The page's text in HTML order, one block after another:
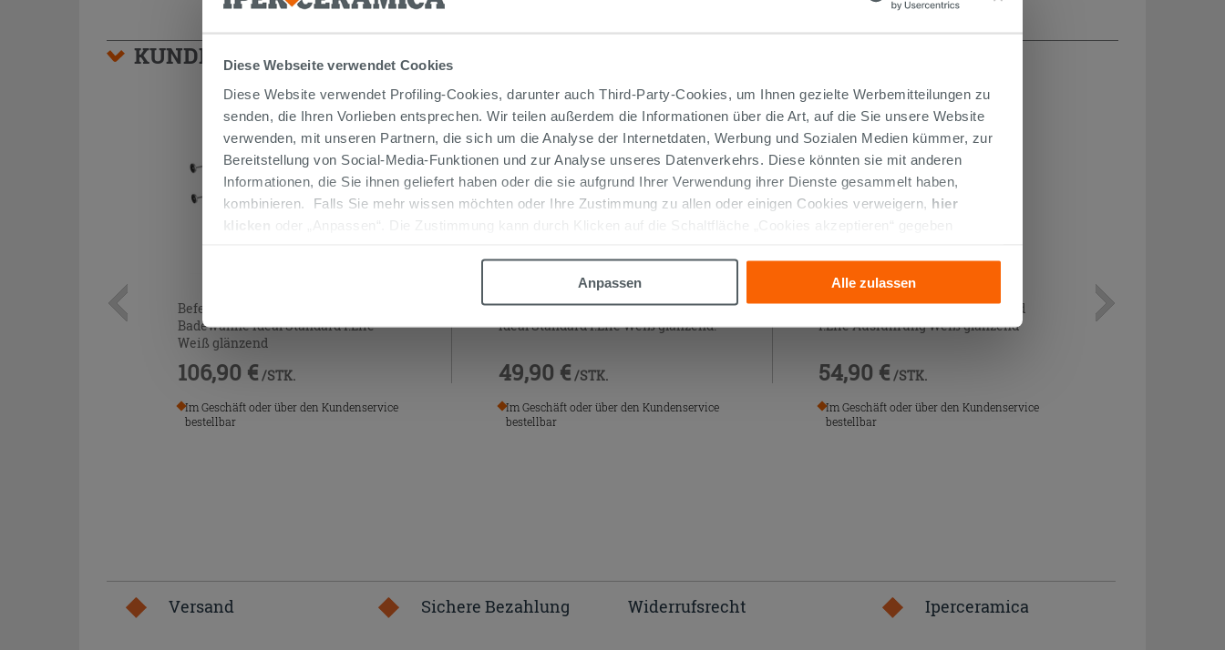
Diese Webseite verwendet Cookies
Diese Website verwendet Profiling-Cookies, darunter auch Third-Party-Cookies, um Ihnen gezielte Werbemitteilungen zu
senden, die Ihren Vorlieben entsprechen. Wir teilen außerdem die Informationen über die Art, auf die Sie unsere Website
verwenden, mit unseren Partnern, die sich um die Analyse der Internetdaten, Werbung und Sozialen Medien kümmer, zur
Bereitstellung von Social-Media-Funktionen und zur Analyse unseres Datenverkehrs. Diese könnten sie mit anderen
Informationen, die Sie ihnen geliefert haben oder die sie aufgrund Ihrer Verwendung ihrer Dienste gesammelt haben,
kombinieren. Falls Sie mehr wissen möchten oder Ihre Zustimmung zu allen oder einigen Cookies verweigern, hier
klicken
oder „Anpassen“. Die Zustimmung kann durch Klicken auf die Schaltfläche „Cookies akzeptieren“ gegeben
Anpassen
Alle zulassen
KUNDEN, DIE DIESEN ARTIKEL GEKAUFT HABEN, KAUFTEN AUCH...
Befestigungsset für Frontpaneel
Badewanne Ideal Standard i.Life
Weiß glänzend
106,90 € /STK.
Im Geschäft oder über den Kundenservice
bestellbar
Befestigungsset für Seitenpaneel
Ideal Standard i.Life Weiß glänzend.
49,90 € /STK.
Im Geschäft oder über den Kundenservice
bestellbar
Füße Set für Vasca Ideal Standard
i.Life Ausführung Weiß glänzend
54,90 € /STK.
Im Geschäft oder über den Kundenservice
bestellbar
Versand Sichere Bezahlung Widerrufsrecht Iperceramica